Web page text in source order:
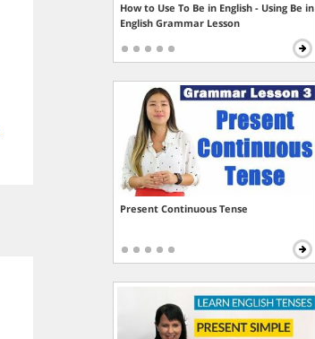
How to Use To Be in English - Using Be in
English Grammar Lesson
Present Continuous Tense